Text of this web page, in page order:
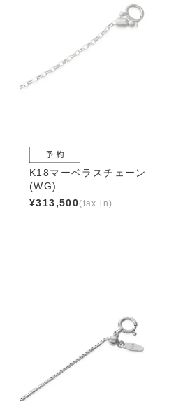
K18マーベラスチェーン
(WG)
¥313,500